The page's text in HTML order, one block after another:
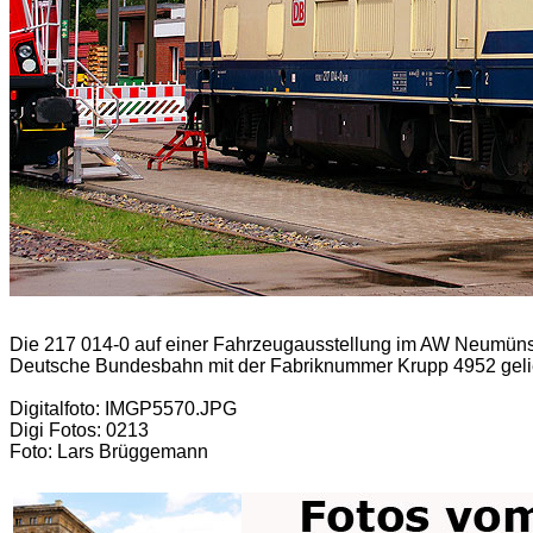
Die 217 014-0 auf einer Fahrzeugausstellung im AW
Deutsche Bundesbahn mit der Fabriknummer Krupp 4952
Digitalfoto: IMGP5570.JPG
Digi Fotos: 0213
Foto: Lars Brüggemann